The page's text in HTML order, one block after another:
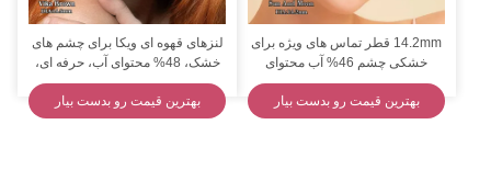
14.2mm قطر تماس های ویژه برای
خشکی چشم 46% آب محتوای
حفاظت از UV CE
بهترین قیمت رو بدست بیار
لنزهای قهوه ای ویکا برای چشم های
خشک، 48% محتوای آب، حرفه ای،
راحت
بهترین قیمت رو بدست بیار